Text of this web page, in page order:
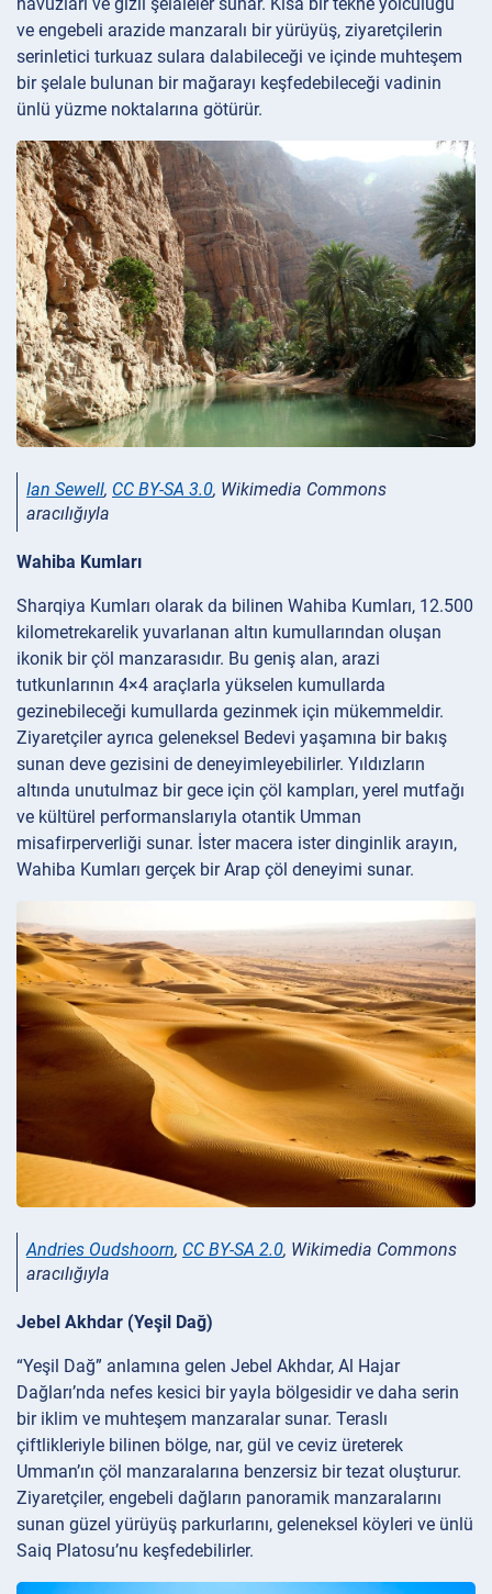
havuzları ve gizli şelaleler sunar. Kısa bir tekne yolculuğu
ve engebeli arazide manzaralı bir yürüyüş, ziyaretçilerin
serinletici turkuaz sulara dalabileceği ve içinde muhteşem
bir şelale bulunan bir mağarayı keşfedebileceği vadinin
ünlü yüzme noktalarına götürür.
Ian Sewell, CC BY-SA 3.0, Wikimedia Commons
aracılığıyla
Wahiba Kumları
Sharqiya Kumları olarak da bilinen Wahiba Kumları, 12.500
kilometrekarelik yuvarlanan altın kumullarından oluşan
ikonik bir çöl manzarasıdır. Bu geniş alan, arazi
tutkunlarının 4×4 araçlarla yükselen kumullarda
gezinebileceği kumullarda gezinmek için mükemmeldir.
Ziyaretçiler ayrıca geleneksel Bedevi yaşamına bir bakış
sunan deve gezisini de deneyimleyebilirler. Yıldızların
altında unutulmaz bir gece için çöl kampları, yerel mutfağı
ve kültürel performanslarıyla otantik Umman
misafirperverliği sunar. İster macera ister dinginlik arayın,
Wahiba Kumları gerçek bir Arap çöl deneyimi sunar.
Andries Oudshoorn, CC BY-SA 2.0, Wikimedia Commons
aracılığıyla
Jebel Akhdar (Yeşil Dağ)
“Yeşil Dağ” anlamına gelen Jebel Akhdar, Al Hajar
Dağları’nda nefes kesici bir yayla bölgesidir ve daha serin
bir iklim ve muhteşem manzaralar sunar. Teraslı
çiftlikleriyle bilinen bölge, nar, gül ve ceviz üreterek
Umman’ın çöl manzaralarına benzersiz bir tezat oluşturur.
Ziyaretçiler, engebeli dağların panoramik manzaralarını
sunan güzel yürüyüş parkurlarını, geleneksel köyleri ve ünlü
Saiq Platosu’nu keşfedebilirler.